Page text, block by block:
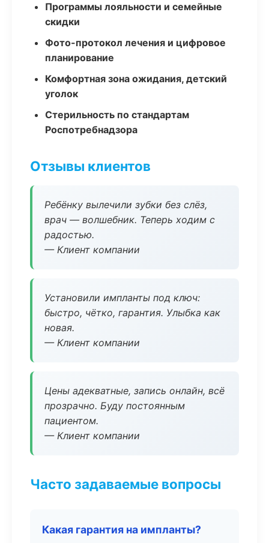
Программы лояльности и семейные
скидки
Фото-протокол лечения и цифровое
планирование
Комфортная зона ожидания, детский
уголок
Стерильность по стандартам
Роспотребнадзора
Отзывы клиентов
Ребёнку вылечили зубки без слёз,
врач — волшебник. Теперь ходим с
радостью.
— Клиент компании
Установили импланты под ключ:
быстро, чётко, гарантия. Улыбка как
новая.
— Клиент компании
Цены адекватные, запись онлайн, всё
прозрачно. Буду постоянным
пациентом.
— Клиент компании
Часто задаваемые вопросы
Какая гарантия на импланты?